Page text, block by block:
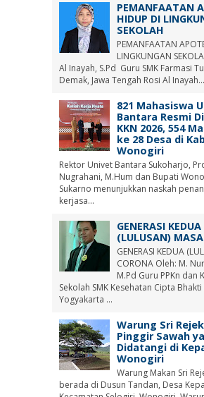
PEMANFAATAN
HIDUP DI
SEKOLAH
PEMANFAATAN
LINGKUNGAN
Al Inayah, S.Pd Guru SMK Farmasi
Demak, Jawa Tengah Rosi Al Inayah...
821 Mahasiswa
Bantara Resmi
KKN 2026, 554
ke 28 Desa di
Wonogiri
Rektor Univet Bantara Sukoharjo,
Nugrahani, M.Hum dan Bupati
Sukarno menunjukkan naskah
kerjasa...
GENERASI KEDUA
(LULUSAN)
GENERASI KEDUA
CORONA Oleh: M.
M.Pd Guru PPKn dan
Sekolah SMK Kesehatan Cipta
Yogyakarta ...
Warung Sri
Pinggir Sawah
Didatangi di
Wonogiri
Warung Makan Sri
berada di Dusun Tandan, Desa